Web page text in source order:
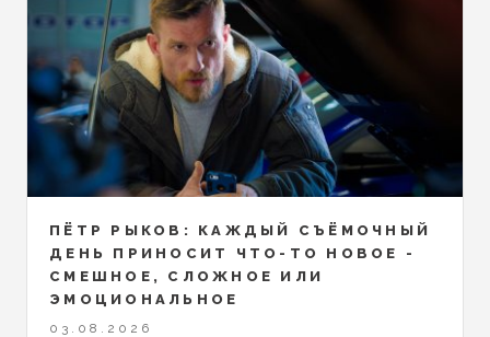
ПЁТР РЫКОВ: КАЖДЫЙ СЪЁМОЧНЫЙ
ДЕНЬ ПРИНОСИТ ЧТО-ТО НОВОЕ -
СМЕШНОЕ, СЛОЖНОЕ ИЛИ
ЭМОЦИОНАЛЬНОЕ
03.08.2026